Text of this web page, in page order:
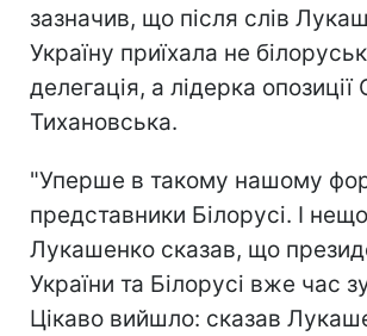
зазначив, що після слів
Україну приїхала не
делегація, а лідерка опозиції
Тихановська.
"Уперше в такому нашому
представники Білорусі. І
Лукашенко сказав, що
України та Білорусі вже час
Цікаво вийшло: сказав